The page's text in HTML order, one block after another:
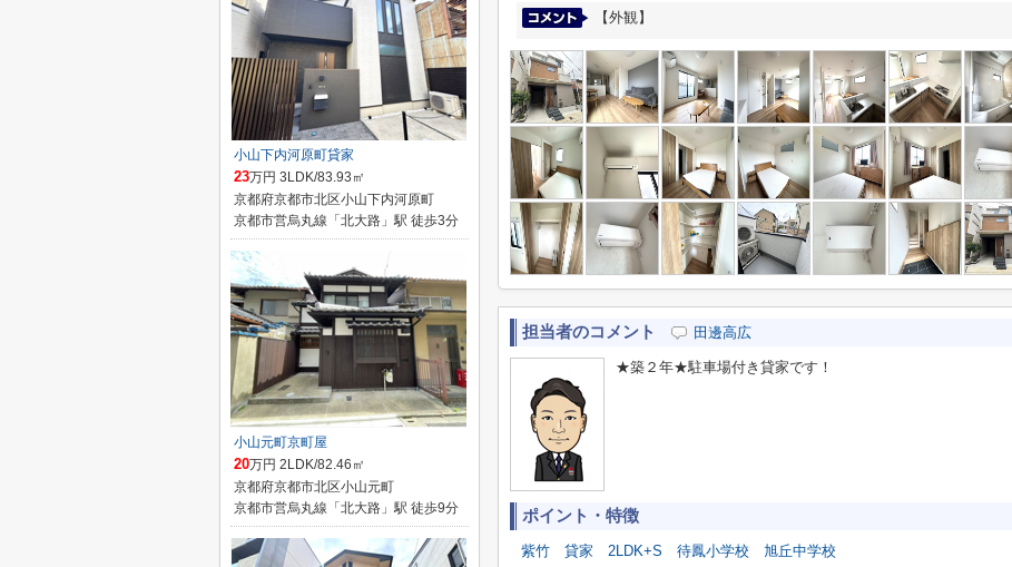
【外観】
担当者のコメント 田邊高広
★築２年★駐車場付き貸家です！
ポイント・特徴
紫竹 貸家 2LDK+S 待鳳小学校 旭丘中学校
小山下内河原町貸家
23万円 3LDK/83.93㎡
京都府京都市北区小山下内河原町
京都市営烏丸線「北大路」駅 徒歩3分
小山元町京町屋
20万円 2LDK/82.46㎡
京都府京都市北区小山元町
京都市営烏丸線「北大路」駅 徒歩9分